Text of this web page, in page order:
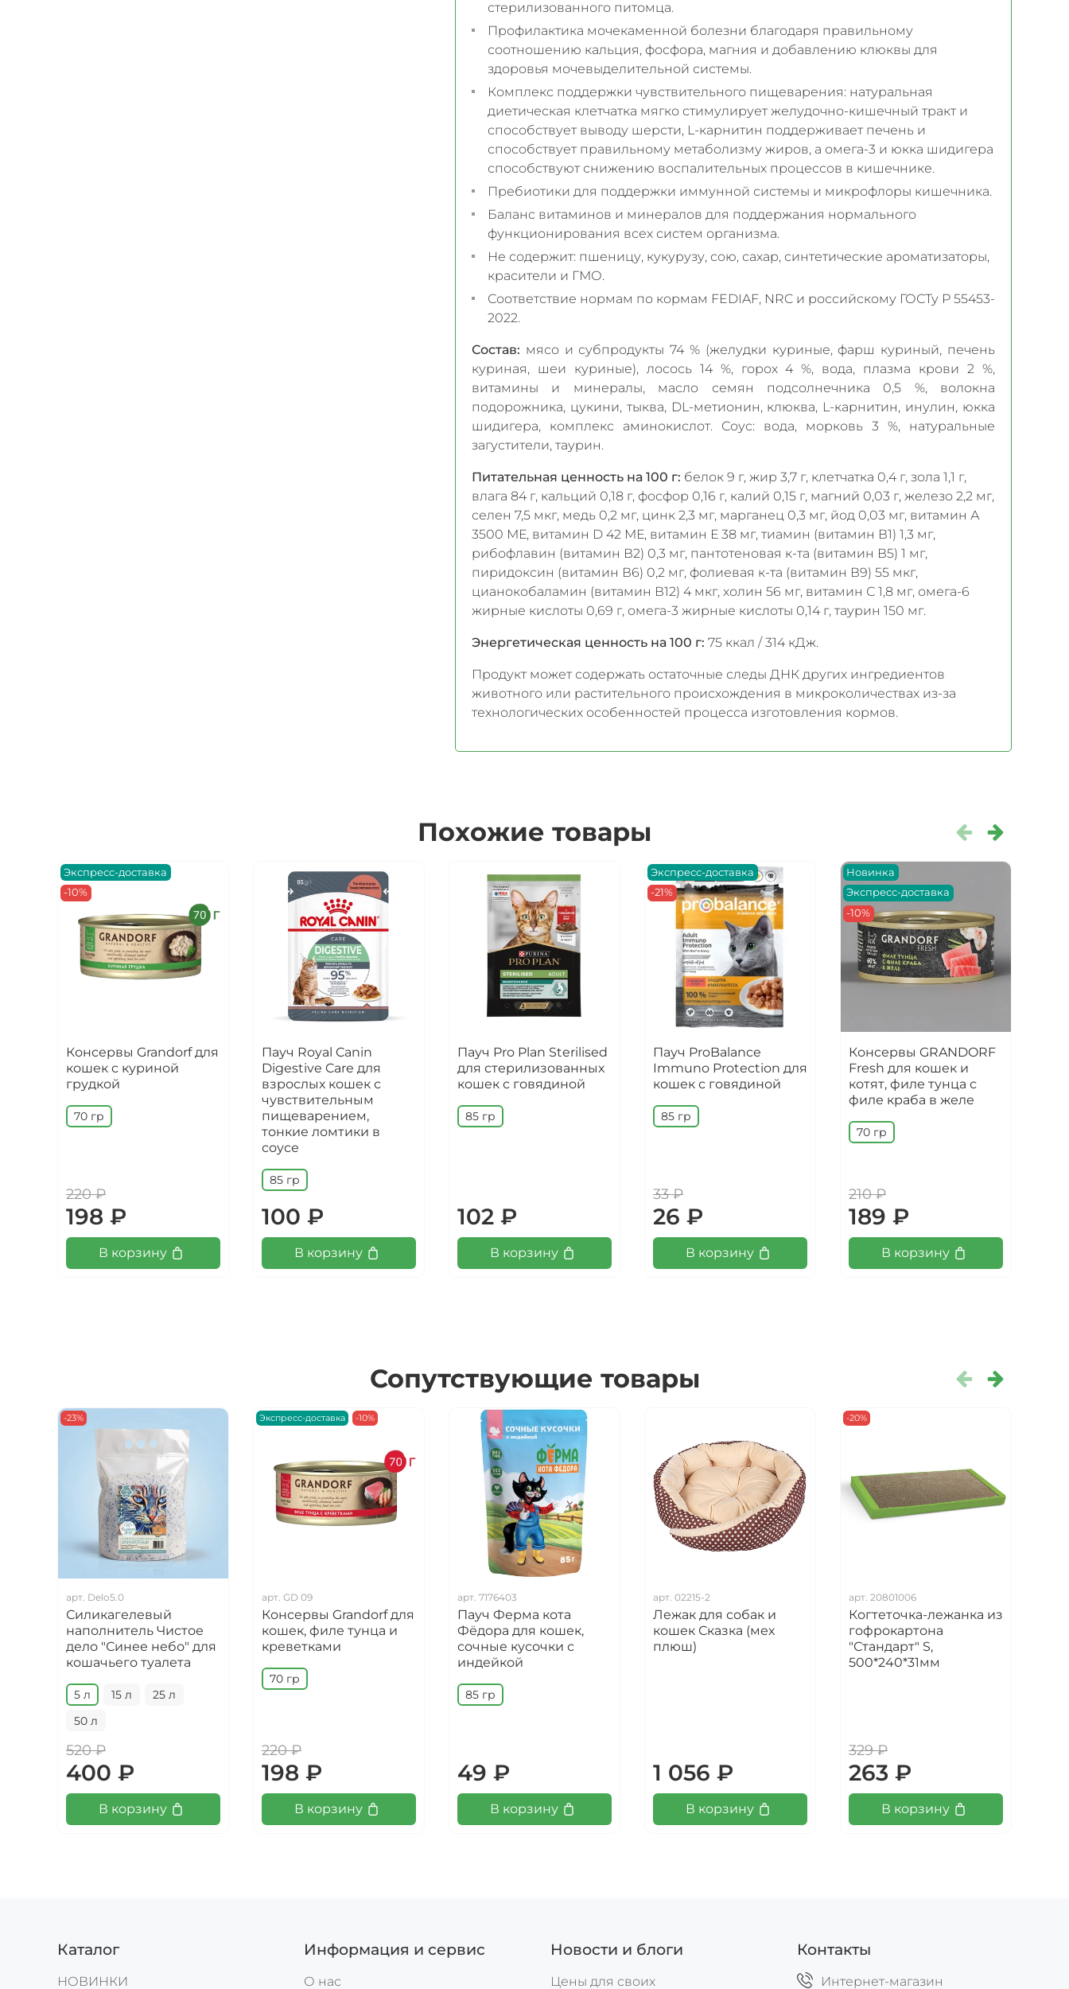
стерилизованного питомца.
Профилактика мочекаменной болезни благодаря правильному
соотношению кальция, фосфора, магния и добавлению клюквы для
здоровья мочевыделительной системы.
Комплекс поддержки чувствительного пищеварения: натуральная
диетическая клетчатка мягко стимулирует желудочно-кишечный тракт и
способствует выводу шерсти, L-карнитин поддерживает печень и
способствует правильному метаболизму жиров, а омега-3 и юкка шидигера
способствуют снижению воспалительных процессов в кишечнике.
Пребиотики для поддержки иммунной системы и микрофлоры кишечника.
Баланс витаминов и минералов для поддержания нормального
функционирования всех систем организма.
Не содержит: пшеницу, кукурузу, сою, сахар, синтетические ароматизаторы,
красители и ГМО.
Соответствие нормам по кормам FEDIAF, NRC и российскому ГОСТу Р 55453-
2022.
Состав: мясо и субпродукты 74 % (желудки куриные, фарш куриный, печень
куриная, шеи куриные), лосось 14 %, горох 4 %, вода, плазма крови 2 %,
витамины и минералы, масло семян подсолнечника 0,5 %, волокна
подорожника, цукини, тыква, DL-метионин, клюква, L-карнитин, инулин, юкка
шидигера, комплекс аминокислот. Соус: вода, морковь 3 %, натуральные
загустители, таурин.
Питательная ценность на 100 г: белок 9 г, жир 3,7 г, клетчатка 0,4 г, зола 1,1 г,
влага 84 г, кальций 0,18 г, фосфор 0,16 г, калий 0,15 г, магний 0,03 г, железо 2,2 мг,
селен 7,5 мкг, медь 0,2 мг, цинк 2,3 мг, марганец 0,3 мг, йод 0,03 мг, витамин А
3500 МЕ, витамин D 42 МЕ, витамин Е 38 мг, тиамин (витамин В1) 1,3 мг,
рибофлавин (витамин В2) 0,3 мг, пантотеновая к-та (витамин В5) 1 мг,
пиридоксин (витамин В6) 0,2 мг, фолиевая к-та (витамин В9) 55 мкг,
цианокобаламин (витамин В12) 4 мкг, холин 56 мг, витамин С 1,8 мг, омега-6
жирные кислоты 0,69 г, омега-3 жирные кислоты 0,14 г, таурин 150 мг.
Энергетическая ценность на 100 г: 75 ккал / 314 кДж.
Продукт может содержать остаточные следы ДНК других ингредиентов
животного или растительного происхождения в микроколичествах из-за
технологических особенностей процесса изготовления кормов.
Похожие товары
Экспресс-доставка
-10%
Консервы Grandorf для
кошек с куриной
грудкой
70 гр
220 ₽
198 ₽
В корзину
Пауч Royal Canin
Digestive Care для
взрослых кошек с
чувствительным
пищеварением,
тонкие ломтики в
соусе
85 гр
100 ₽
В корзину
Пауч Pro Plan Sterilised
для стерилизованных
кошек с говядиной
85 гр
102 ₽
В корзину
Экспресс-доставка
-21%
Пауч ProBalance
Immuno Protection для
кошек с говядиной
85 гр
33 ₽
26 ₽
В корзину
Новинка
Экспресс-доставка
-10%
Консервы GRANDORF
Fresh для кошек и
котят, филе тунца с
филе краба в желе
70 гр
210 ₽
189 ₽
В корзину
Сопутствующие товары
-23%
арт. Delo5.0
Силикагелевый
наполнитель Чистое
дело "Синее небо" для
кошачьего туалета
5 л 15 л
25 л
50 л
520 ₽
400 ₽
В корзину
Экспресс-доставка -10%
арт. GD 09
Консервы Grandorf для
кошек, филе тунца и
креветками
70 гр
220 ₽
198 ₽
В корзину
арт. 7176403
Пауч Ферма кота
Фёдора для кошек,
сочные кусочки с
индейкой
85 гр
49 ₽
В корзину
арт. 02215-2
Лежак для собак и
кошек Сказка (мех
плюш)
1 056 ₽
В корзину
-20%
арт. 20801006
Когтеточка-лежанка из
гофрокартона
"Стандарт" S,
500*240*31мм
329 ₽
263 ₽
В корзину
Каталог
НОВИНКИ
Информация и сервис
О нас
Новости и блоги
Цены для своих
Контакты
Интернет-магазин